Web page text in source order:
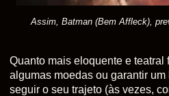
Assim, Batman (Bem Affleck),
Quanto mais eloquente e teatral
algumas moedas ou garantir
seguir o seu trajeto (às vezes,